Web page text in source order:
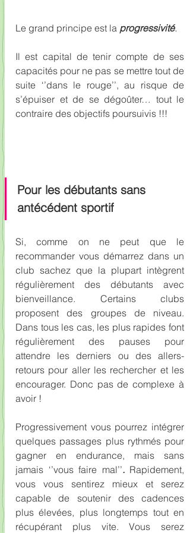
Le grand principe est la progressivité.
Il est capital de tenir compte de ses
capacités pour ne pas se mettre tout de
suite ‘’dans le rouge’’, au risque de
s’épuiser et de se dégoûter… tout le
contraire des objectifs poursuivis !!!
Pour les débutants sans
antécédent sportif
Si, comme on ne peut que le
recommander vous démarrez dans un
club sachez que la plupart intègrent
régulièrement des débutants avec
bienveillance. Certains clubs
proposent des groupes de niveau.
Dans tous les cas, les plus rapides font
régulièrement des pauses pour
attendre les derniers ou des allers-
retours pour aller les rechercher et les
encourager. Donc pas de complexe à
avoir !
Progressivement vous pourrez intégrer
quelques passages plus rythmés pour
gagner en endurance, mais sans
jamais ‘’vous faire mal’’. Rapidement,
vous vous sentirez mieux et serez
capable de soutenir des cadences
plus élevées, plus longtemps tout en
récupérant plus vite. Vous serez